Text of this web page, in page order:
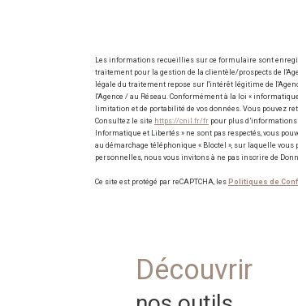
Les informations recueillies sur ce formulaire sont
traitement pour la gestion de la clientèle/prospects de
légale du traitement repose sur l'intérêt légitime de
l'Agence / au Réseau. Conformément à la loi «
limitation et de portabilité de vos données. Vous pouvez
Consultez le site https://cnil.fr/frpour plus d’informations
Informatique et Libertés » ne sont pas respectés, vous
au démarchage téléphonique « Bloctel », sur laquelle vous
personnelles, nous vous invitons à ne pas inscrire de
Ce site est protégé par reCAPTCHA, les Politiques de
découvrir